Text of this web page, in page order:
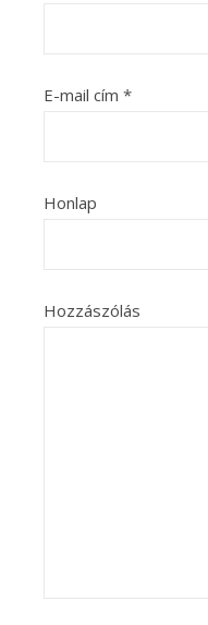
E-mail cím *
Honlap
Hozzászólás